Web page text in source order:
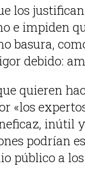
los
e impiden
basura,
debido:
quieren
«los
inútil
podrían
público a